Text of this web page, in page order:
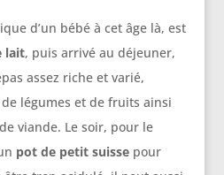
d’un bébé à cet âge là, est
lait, puis arrivé au déjeuner,
assez riche et varié,
légumes et de fruits ainsi
viande. Le soir, pour le
pot de petit suissepour